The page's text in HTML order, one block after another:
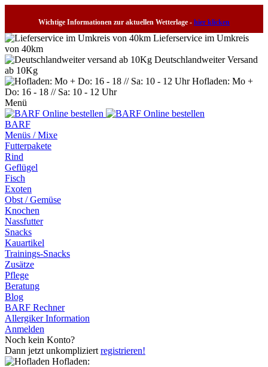
Wichtige Informationen zur aktuellen Wetterlage - hier klicken
Lieferservice im Umkreis
von 40km
Deutschlandweiter Versand
ab 10Kg
Hofladen: Mo +
Do: 16 - 18 // Sa: 10 - 12 Uhr
Menü
BARF
Menüs / Mixe
Futterpakete
Rind
Geflügel
Fisch
Exoten
Obst / Gemüse
Knochen
Nassfutter
Snacks
Kauartikel
Trainings-Snacks
Zusätze
Pflege
Beratung
Blog
BARF Rechner
Allergiker Information
Anmelden
Noch kein Konto?
Dann jetzt unkompliziert registrieren!
Hofladen: